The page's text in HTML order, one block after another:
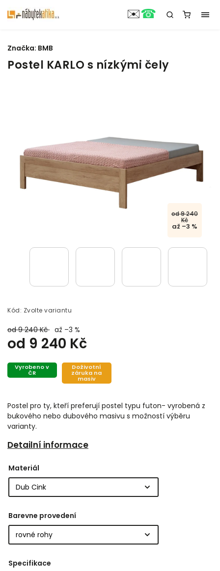
Postel KARLO s nízkými čely
od 9 240
Kč
až –3 %
Kód: Zvolte variantu
od 9 240 Kč až –3 %
od 9 240 Kč
Vyrobeno v
ČR
Doživotní
záruka na
masiv
Postel pro ty, kteří preferují postel typu futon- vyrobená z
bukového nebo dubového masivu s možností výběru
varianty.
Detailní informace
Značka: BMB
Materiál
Barevne provedení
Specifikace
✉️☎